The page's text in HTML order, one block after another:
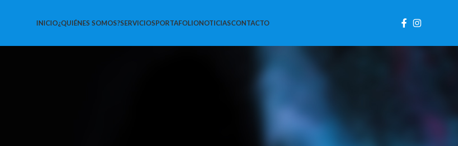
INICIO¿QUIÉNES SOMOS?SERVICIOSPORTAFOLIONOTICIASCONTACTO